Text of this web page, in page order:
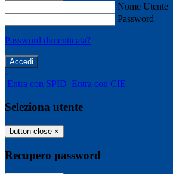
Nome Utente
Password
Password dimenticata?
-
Entra con SPID Entra con CIE
Seleziona utente
button close ×
Recupero password